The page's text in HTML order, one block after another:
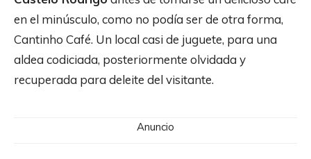
en el minúsculo, como no podía ser de otra forma,
Cantinho Café. Un local casi de juguete, para una
aldea codiciada, posteriormente olvidada y
recuperada para deleite del visitante.
Anuncio